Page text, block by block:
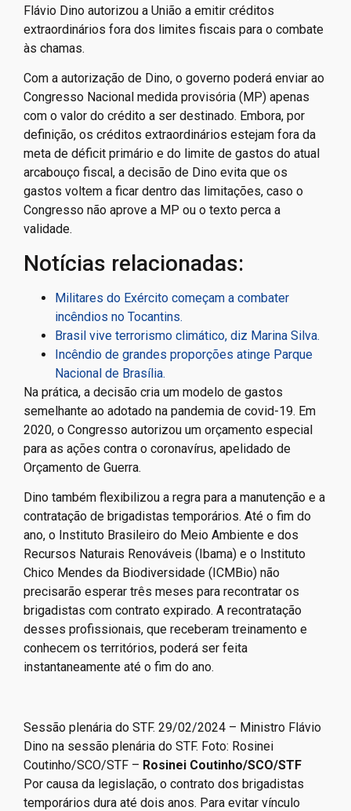
Flávio Dino autorizou a União a emitir créditos
extraordinários fora dos limites fiscais para o combate
às chamas.
Com a autorização de Dino, o governo poderá enviar ao
Congresso Nacional medida provisória (MP) apenas
com o valor do crédito a ser destinado. Embora, por
definição, os créditos extraordinários estejam fora da
meta de déficit primário e do limite de gastos do atual
arcabouço fiscal, a decisão de Dino evita que os
gastos voltem a ficar dentro das limitações, caso o
Congresso não aprove a MP ou o texto perca a
validade.
Notícias relacionadas:
Militares do Exército começam a combater
incêndios no Tocantins.
Brasil vive terrorismo climático, diz Marina Silva.
Incêndio de grandes proporções atinge Parque
Nacional de Brasília.
Na prática, a decisão cria um modelo de gastos
semelhante ao adotado na pandemia de covid-19. Em
2020, o Congresso autorizou um orçamento especial
para as ações contra o coronavírus, apelidado de
Orçamento de Guerra.
Dino também flexibilizou a regra para a manutenção e a
contratação de brigadistas temporários. Até o fim do
ano, o Instituto Brasileiro do Meio Ambiente e dos
Recursos Naturais Renováveis (Ibama) e o Instituto
Chico Mendes da Biodiversidade (ICMBio) não
precisarão esperar três meses para recontratar os
brigadistas com contrato expirado. A recontratação
desses profissionais, que receberam treinamento e
conhecem os territórios, poderá ser feita
instantaneamente até o fim do ano.
Sessão plenária do STF. 29/02/2024 – Ministro Flávio
Dino na sessão plenária do STF. Foto: Rosinei
Coutinho/SCO/STF – Rosinei Coutinho/SCO/STF
Por causa da legislação, o contrato dos brigadistas
temporários dura até dois anos. Para evitar vínculo